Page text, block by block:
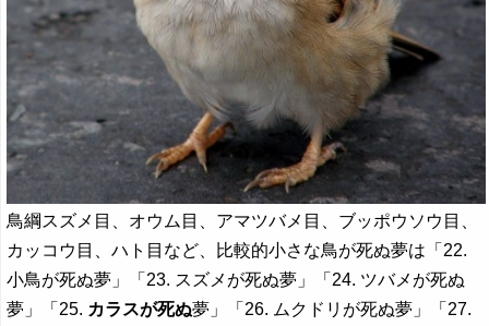
鳥綱スズメ目、オウム目、アマツバメ目、ブッポウソウ目、
カッコウ目、ハト目など、比較的小さな鳥が死ぬ夢は「22.
小鳥が死ぬ夢」「23. スズメが死ぬ夢」「24. ツバメが死ぬ
夢」「25. カラスが死ぬ夢」「26. ムクドリが死ぬ夢」「27.